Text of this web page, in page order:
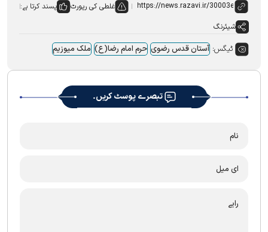
غلطی کی رپورٹ
پسند کرتا ہے:
شیئرنگ
ٹیگس: آستان قدس رضوی حرم امام رضا(ع) ملک میوزیم
تبصرے پوسٹ کریں۔